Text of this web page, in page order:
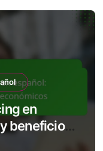
en
beneficios